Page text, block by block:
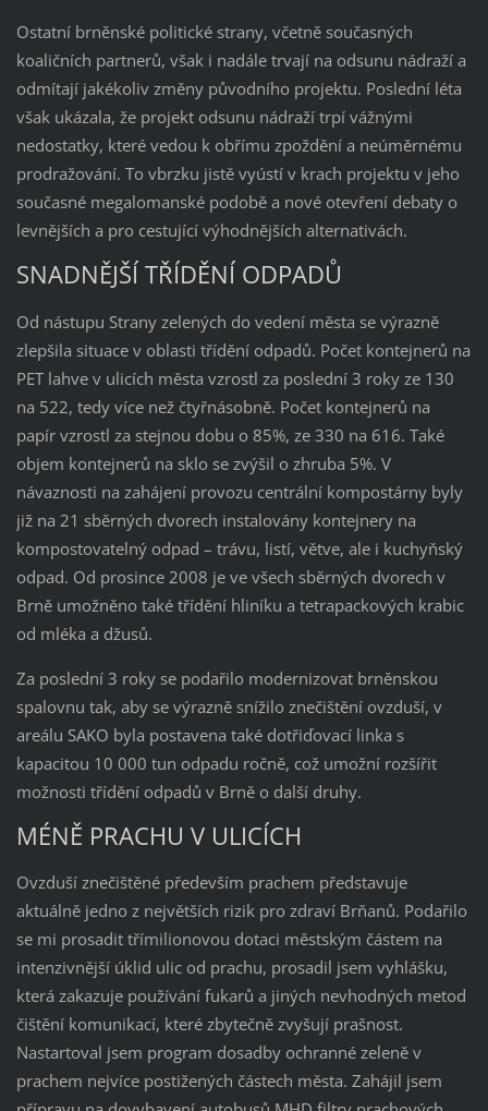
Ostatní brněnské politické strany, včetně současných
koaličních partnerů, však i nadále trvají na odsunu nádraží a
odmítají jakékoliv změny původního projektu. Poslední léta
však ukázala, že projekt odsunu nádraží trpí vážnými
nedostatky, které vedou k obřímu zpoždění a neúměrnému
prodražování. To vbrzku jistě vyústí v krach projektu v jeho
současné megalomanské podobě a nové otevření debaty o
levnějších a pro cestující výhodnějších alternativách.
SNADNĚJŠÍ TŘÍDĚNÍ ODPADŮ
Od nástupu Strany zelených do vedení města se výrazně
zlepšila situace v oblasti třídění odpadů. Počet kontejnerů na
PET lahve v ulicích města vzrostl za poslední 3 roky ze 130
na 522, tedy více než čtyřnásobně. Počet kontejnerů na
papír vzrostl za stejnou dobu o 85%, ze 330 na 616. Také
objem kontejnerů na sklo se zvýšil o zhruba 5%. V
návaznosti na zahájení provozu centrální kompostárny byly
již na 21 sběrných dvorech instalovány kontejnery na
kompostovatelný odpad – trávu, listí, větve, ale i kuchyňský
odpad. Od prosince 2008 je ve všech sběrných dvorech v
Brně umožněno také třídění hliníku a tetrapackových krabic
od mléka a džusů.
Za poslední 3 roky se podařilo modernizovat brněnskou
spalovnu tak, aby se výrazně snížilo znečištění ovzduší, v
areálu SAKO byla postavena také dotřiďovací linka s
kapacitou 10 000 tun odpadu ročně, což umožní rozšířit
možnosti třídění odpadů v Brně o další druhy.
MÉNĚ PRACHU V ULICÍCH
Ovzduší znečištěné především prachem představuje
aktuálně jedno z největších rizik pro zdraví Brňanů. Podařilo
se mi prosadit třímilionovou dotaci městským částem na
intenzivnější úklid ulic od prachu, prosadil jsem vyhlášku,
která zakazuje používání fukarů a jiných nevhodných metod
čištění komunikací, které zbytečně zvyšují prašnost.
Nastartoval jsem program dosadby ochranné zeleně v
prachem nejvíce postižených částech města. Zahájil jsem